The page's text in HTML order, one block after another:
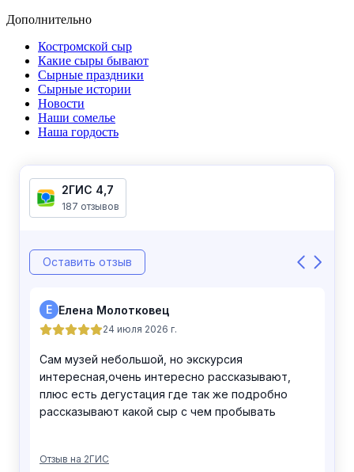
Дополнительно
Костромской сыр
Какие сыры бывают
Сырные праздники
Сырные истории
Новости
Наши сомелье
Наша гордость